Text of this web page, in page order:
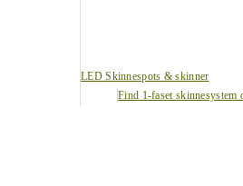
LED Skinnespots & skinner
Find 1-faset skinnesystem